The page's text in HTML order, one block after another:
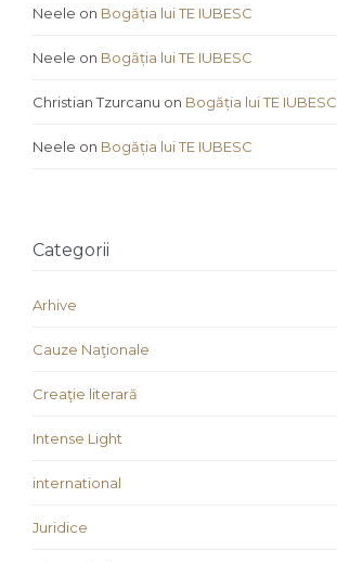
Neele on Bogăția lui TE IUBESC
Neele on Bogăția lui TE IUBESC
Christian Tzurcanu on Bogăția lui TE IUBESC
Neele on Bogăția lui TE IUBESC
Categorii
Arhive
Cauze Naţionale
Creaţie literară
Intense Light
international
Juridice